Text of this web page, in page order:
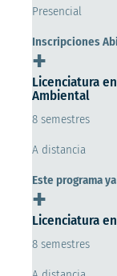
Presencial
Inscripciones
+
Licenciatura
Ambiental
8 semestres
A distancia
Este programa
+
Licenciatura
8 semestres